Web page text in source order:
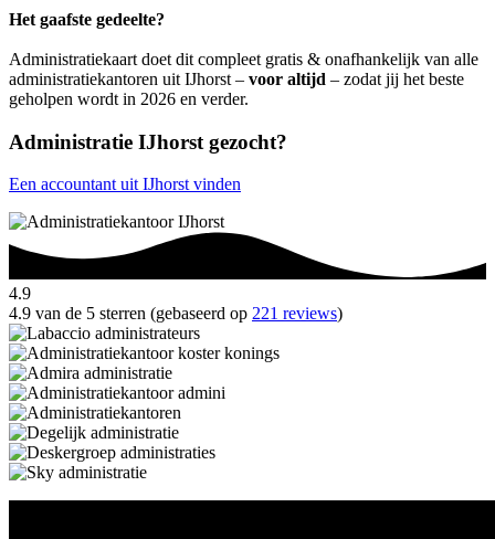
Het gaafste gedeelte?
Administratiekaart doet dit compleet gratis & onafhankelijk van alle
administratiekantoren uit IJhorst – voor altijd – zodat jij het beste
geholpen wordt in 2026 en verder.
Administratie IJhorst gezocht?
Een accountant uit IJhorst vinden
4.9
4.9 van de 5 sterren (gebaseerd op 221 reviews)